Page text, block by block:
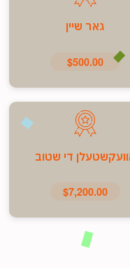
גאר שיין
$500.00
די שטוב
$7,200.00